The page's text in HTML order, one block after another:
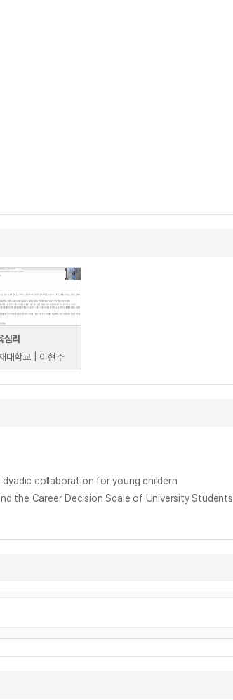
심리
대학교 | 이현주
dyadic collaboration for young childern
the Career Decision Scale of University Students